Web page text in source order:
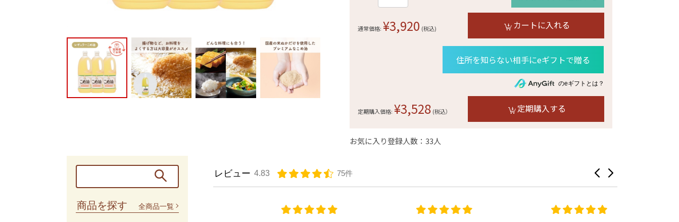
通常価格: ¥3,920 (税込) カートに入れる
住所を知らない相手にeギフトで贈る
のeギフトとは？
定期購入価格: ¥3,528 (税込） 定期購入する
お気に入り登録人数：33人
商品を探す 全商品一覧
レビュー 4.83 75件